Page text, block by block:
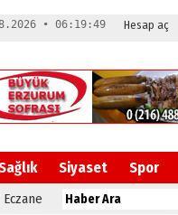
Hesap aç
• 06:19:50
Siyaset Spor